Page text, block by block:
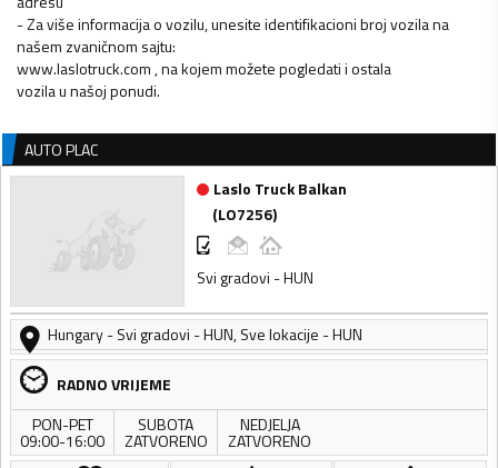
- Za više informacija o vozilu, unesite identifikacioni broj vozila na
našem zvaničnom sajtu:
www.laslotruck.com , na kojem možete pogledati i ostala
vozila u našoj ponudi.
AUTO PLAC
Laslo Truck Balkan
(LO7256)
Svi gradovi - HUN
Hungary-Svi gradovi - HUN,Sve lokacije - HUN
RADNO VRIJEME
PON-PET
09:00-16:00
SUBOTA
ZATVORENO
NEDJELJA
ZATVORENO